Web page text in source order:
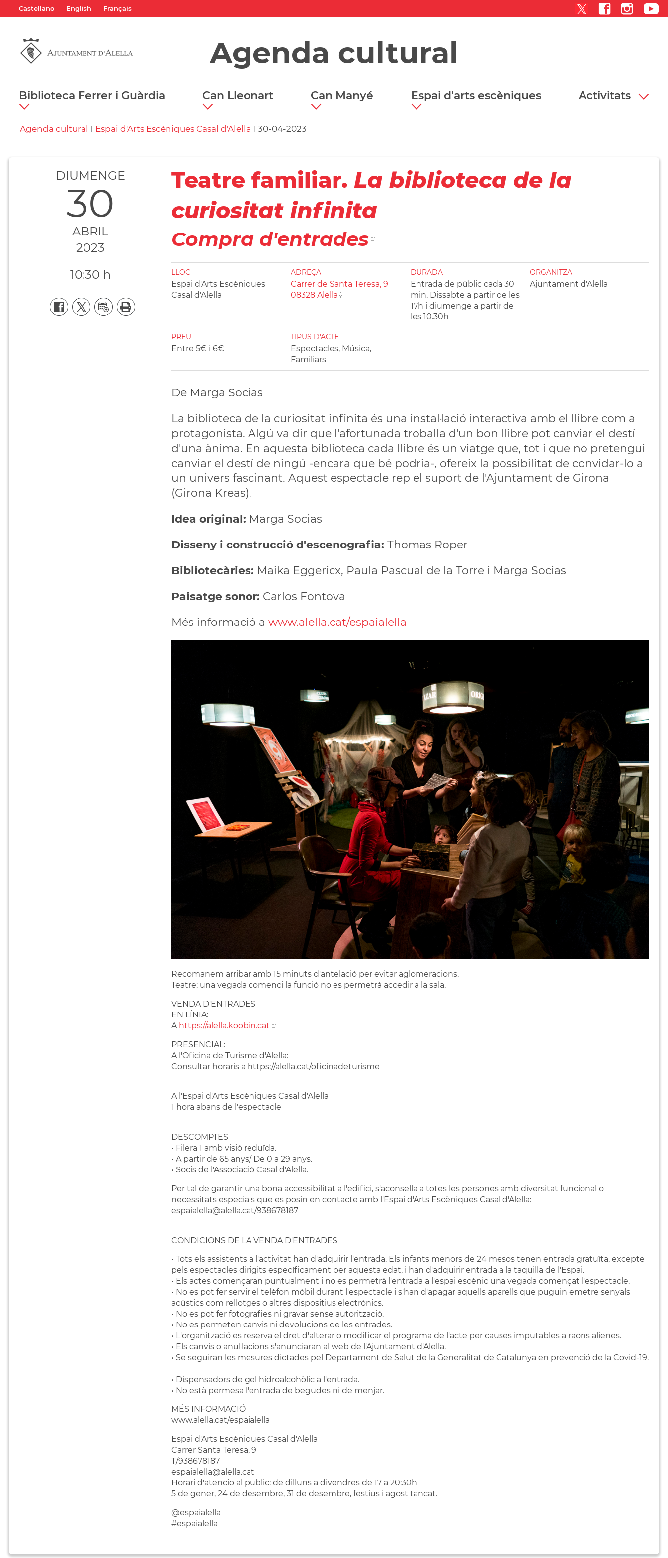
Castellano English Français
Agenda cultural
Biblioteca Ferrer i Guàrdia Can Lleonart Can Manyé Espai d'arts escèniques Activitats
Agenda cultural | Espai d'Arts Escèniques Casal d'Alella | 30-04-2023
DIUMENGE
30
ABRIL
2023
10:30 h
Teatre familiar. La biblioteca de la
curiositat infinita
Compra d'entrades
LLOC
Espai d'Arts Escèniques
Casal d'Alella
ADREÇA
Carrer de Santa Teresa, 9
08328 Alella
DURADA
Entrada de públic cada 30
min. Dissabte a partir de les
17h i diumenge a partir de
les 10.30h
ORGANITZA
Ajuntament d'Alella
PREU
Entre 5€ i 6€
TIPUS D'ACTE
Espectacles, Música,
Familiars
De Marga Socias
La biblioteca de la curiositat infinita és una instal·lació interactiva amb el llibre com a
protagonista. Algú va dir que l'afortunada troballa d'un bon llibre pot canviar el destí
d'una ànima. En aquesta biblioteca cada llibre és un viatge que, tot i que no pretengui
canviar el destí de ningú -encara que bé podria-, ofereix la possibilitat de convidar-lo a
un univers fascinant. Aquest espectacle rep el suport de l'Ajuntament de Girona
(Girona Kreas).
Idea original: Marga Socias
Disseny i construcció d'escenografia: Thomas Roper
Bibliotecàries: Maika Eggericx, Paula Pascual de la Torre i Marga Socias
Paisatge sonor: Carlos Fontova
Més informació a www.alella.cat/espaialella
Recomanem arribar amb 15 minuts d'antelació per evitar aglomeracions.
Teatre: una vegada comenci la funció no es permetrà accedir a la sala.
VENDA D'ENTRADES
EN LÍNIA:
A https://alella.koobin.cat
PRESENCIAL:
A l'Oficina de Turisme d'Alella:
Consultar horaris a https://alella.cat/oficinadeturisme
A l'Espai d'Arts Escèniques Casal d'Alella
1 hora abans de l'espectacle
DESCOMPTES
• Filera 1 amb visió reduïda.
• A partir de 65 anys/ De 0 a 29 anys.
• Socis de l'Associació Casal d'Alella.
Per tal de garantir una bona accessibilitat a l'edifici, s'aconsella a totes les persones amb diversitat funcional o
necessitats especials que es posin en contacte amb l'Espai d'Arts Escèniques Casal d'Alella:
espaialella@alella.cat/938678187
CONDICIONS DE LA VENDA D'ENTRADES
• Tots els assistents a l'activitat han d'adquirir l'entrada. Els infants menors de 24 mesos tenen entrada gratuïta, excepte
pels espectacles dirigits específicament per aquesta edat, i han d'adquirir entrada a la taquilla de l'Espai.
• Els actes començaran puntualment i no es permetrà l'entrada a l'espai escènic una vegada començat l'espectacle.
• No es pot fer servir el telèfon mòbil durant l'espectacle i s'han d'apagar aquells aparells que puguin emetre senyals
acústics com rellotges o altres dispositius electrònics.
• No es pot fer fotografies ni gravar sense autorització.
• No es permeten canvis ni devolucions de les entrades.
• L'organització es reserva el dret d'alterar o modificar el programa de l'acte per causes imputables a raons alienes.
• Els canvis o anul·lacions s'anunciaran al web de l'Ajuntament d'Alella.
• Se seguiran les mesures dictades pel Departament de Salut de la Generalitat de Catalunya en prevenció de la Covid-19.
• Dispensadors de gel hidroalcohòlic a l'entrada.
• No està permesa l'entrada de begudes ni de menjar.
MÉS INFORMACIÓ
www.alella.cat/espaialella
Espai d'Arts Escèniques Casal d'Alella
Carrer Santa Teresa, 9
T/938678187
espaialella@alella.cat
Horari d'atenció al públic: de dilluns a divendres de 17 a 20:30h
5 de gener, 24 de desembre, 31 de desembre, festius i agost tancat.
@espaialella
#espaialella